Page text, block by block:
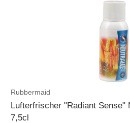
Rubbermaid
Lufterfrischer "Radiant Sense"
7,5cl